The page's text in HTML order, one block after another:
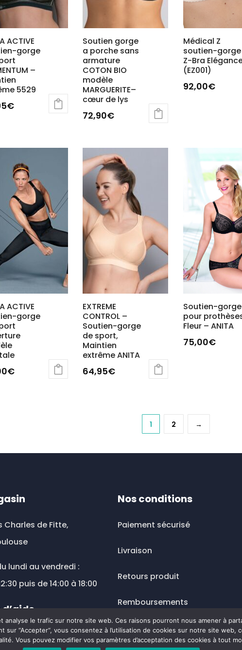
ACTIVE
gorge
–
5529
€
Soutien gorge
a porche sans
armature
COTON BIO
modèle
MARGUERITE–
cœur de lys
72,90€
a
plusieurs
variations.
Les
options
peuvent
être
choisies
sur
la
page
du
produit
Médical Z
soutien-gorge
Z-Bra
(EZ001)
92,00€
ACTIVE
gorge
€
EXTREME
CONTROL –
Soutien-gorge
de sport,
Maintien
extrême ANITA
64,95€
Les
Soutien-gorge
pour
Fleur – ANITA
75,00€
1 2 →
Charles de Fitte,
lundi au vendredi :
puis de 14:00 à 18:00
Nos conditions
Paiement sécurisé
Livraison
Retours produit
Remboursements
Mentions légales
analyse le trafic sur notre site web. Ces raisons pourront nous amener à
sur “Accepter“, vous consentez à l’utilisation de cookies sur notre site
Vous pouvez modifier vos paramètres d’acceptation des cookies à tout